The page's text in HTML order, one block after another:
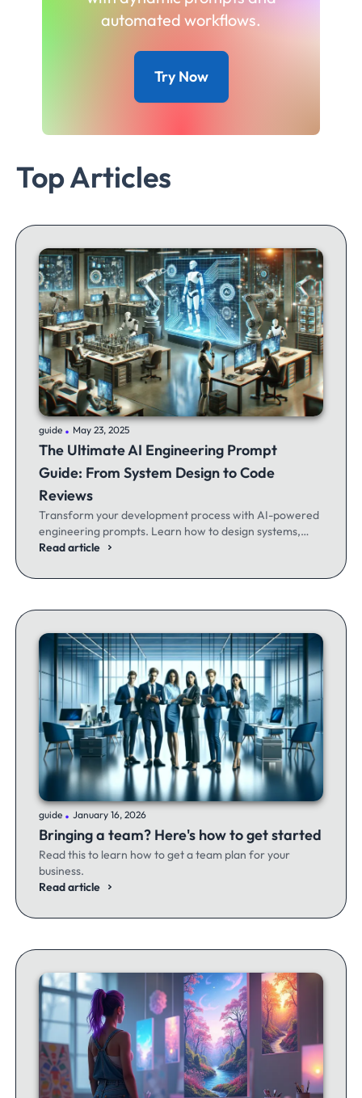
automated workflows.
Try Now
Top Articles
guide .May 23, 2025
The Ultimate AI Engineering Prompt
Guide: From System Design to Code
Reviews
Transform your development process with AI-powered
engineering prompts. Learn how to design systems,
optimize code, and build better software - whether
Read article
guide .January 16, 2026
Bringing a team? Here's how to get started
Read this to learn how to get a team plan for your
business.
Read article